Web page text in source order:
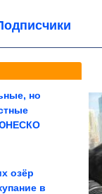
но
озёр
в